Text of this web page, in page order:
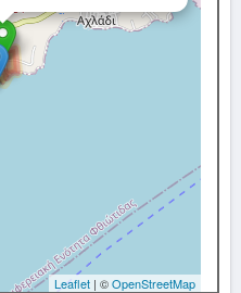
Leaflet | ©OpenStreetMap